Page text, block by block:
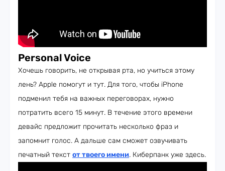
Personal Voice
Хочешь говорить, не открывая рта, но учиться этому
лень? Apple помогут и тут. Для того, чтобы iPhone
подменил тебя на важных переговорах, нужно
потратить всего 15 минут. В течение этого времени
девайс предложит прочитать несколько фраз и
запомнит голос. А дальше сам сможет озвучивать
печатный текст от твоего имени. Киберпанк уже здесь.